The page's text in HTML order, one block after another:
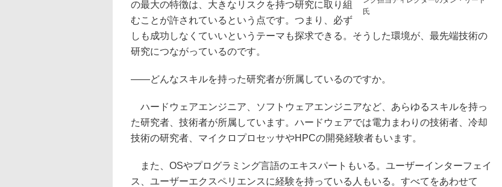
氏
の最大の特徴は、大きなリスクを持つ研究に取り組
むことが許されているという点です。つまり、必ず
しも成功しなくていいというテーマも探求できる。そうした環境が、最先端技術の
研究につながっているのです。
――どんなスキルを持った研究者が所属しているのですか。
ハードウェアエンジニア、ソフトウェアエンジニアなど、あらゆるスキルを持っ
た研究者、技術者が所属しています。ハードウェアでは電力まわりの技術者、冷却
技術の研究者、マイクロプロセッサやHPCの開発経験者もいます。
また、OSやプログラミング言語のエキスパートもいる。ユーザーインターフェイ
ス、ユーザーエクスペリエンスに経験を持っている人もいる。すべてをあわせて